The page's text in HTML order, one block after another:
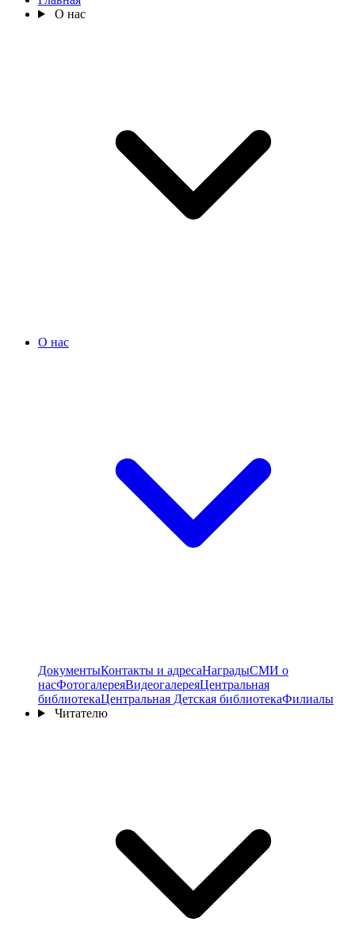
О нас
О нас
ДокументыКонтакты и адресаНаградыСМИ о
насФотогалереяВидеогалереяЦентральная
библиотекаЦентральная Детская библиотекаФилиалы
Читателю